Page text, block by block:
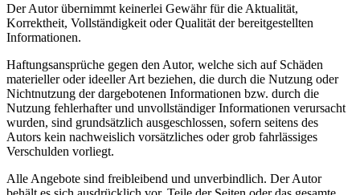
Der Autor übernimmt keinerlei Gewähr für die Aktualität,
Korrektheit, Vollständigkeit oder Qualität der bereitgestellten
Informationen.
Haftungsansprüche gegen den Autor, welche sich auf Schäden
materieller oder ideeller Art beziehen, die durch die Nutzung oder
Nichtnutzung der dargebotenen Informationen bzw. durch die
Nutzung fehlerhafter und unvollständiger Informationen verursacht
wurden, sind grundsätzlich ausgeschlossen, sofern seitens des
Autors kein nachweislich vorsätzliches oder grob fahrlässiges
Verschulden vorliegt.
Alle Angebote sind freibleibend und unverbindlich. Der Autor